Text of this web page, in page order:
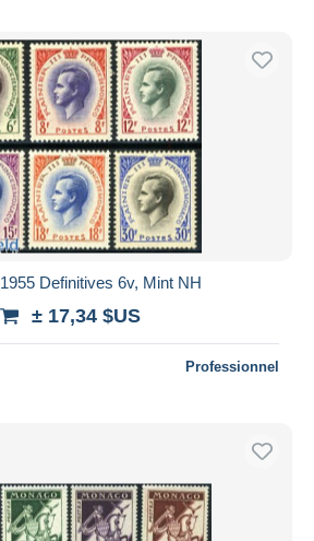
Definitives 6v, Mint NH
± 17,34 $US
Professionnel